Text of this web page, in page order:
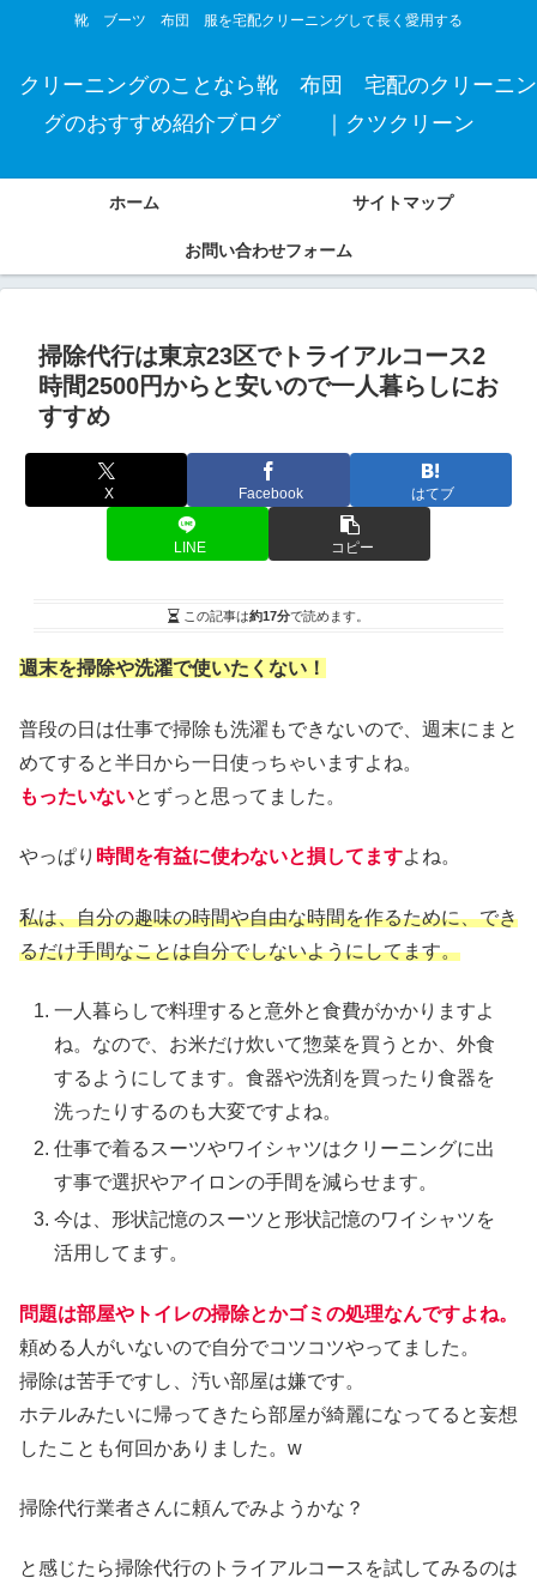
靴 ブーツ 布団 服を宅配クリーニングして長く愛用する
クリーニングのことなら靴 布団 宅配のクリーニン
グのおすすめ紹介ブログ ｜クツクリーン
ホーム サイトマップ
お問い合わせフォーム
掃除代行は東京23区でトライアルコース2
時間2500円からと安いので一人暮らしにお
すすめ
X Facebook はてブ
LINE コピー
この記事は約17分で読めます。
週末を掃除や洗濯で使いたくない！
普段の日は仕事で掃除も洗濯もできないので、週末にまと
めてすると半日から一日使っちゃいますよね。
もったいないとずっと思ってました。
やっぱり 時間を有益に使わないと損してますよね。
私は、自分の趣味の時間や自由な時間を作るために、でき
るだけ手間なことは自分でしないようにしてます。
一人暮らしで料理すると意外と食費がかかりますよ
ね。なので、お米だけ炊いて惣菜を買うとか、外食
するようにしてます。食器や洗剤を買ったり食器を
洗ったりするのも大変ですよね。
仕事で着るスーツやワイシャツはクリーニングに出
す事で選択やアイロンの手間を減らせます。
今は、形状記憶のスーツと形状記憶のワイシャツを
活用してます。
問題は部屋やトイレの掃除とかゴミの処理なんですよね。
頼める人がいないので自分でコツコツやってました。
掃除は苦手ですし、汚い部屋は嫌です。
ホテルみたいに帰ってきたら部屋が綺麗になってると妄想
したことも何回かありました。w
掃除代行業者さんに頼んでみようかな？
と感じたら掃除代行のトライアルコースを試してみるのは